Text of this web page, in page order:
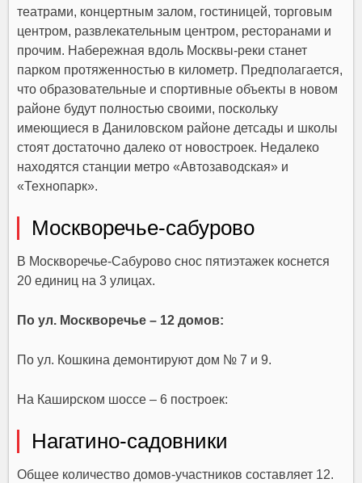
театрами, концертным залом, гостиницей, торговым
центром, развлекательным центром, ресторанами и
прочим. Набережная вдоль Москвы-реки станет
парком протяженностью в километр. Предполагается,
что образовательные и спортивные объекты в новом
районе будут полностью своими, поскольку
имеющиеся в Даниловском районе детсады и школы
стоят достаточно далеко от новостроек. Недалеко
находятся станции метро «Автозаводская» и
«Технопарк».
Москворечье-сабурово
В Москворечье-Сабурово снос пятиэтажек коснется
20 единиц на 3 улицах.
По ул. Москворечье – 12 домов:
По ул. Кошкина демонтируют дом № 7 и 9.
На Каширском шоссе – 6 построек:
Нагатино-садовники
Общее количество домов-участников составляет 12.